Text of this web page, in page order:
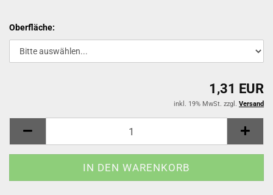
Oberfläche:
1,31 EUR
inkl. 19% MwSt. zzgl. Versand